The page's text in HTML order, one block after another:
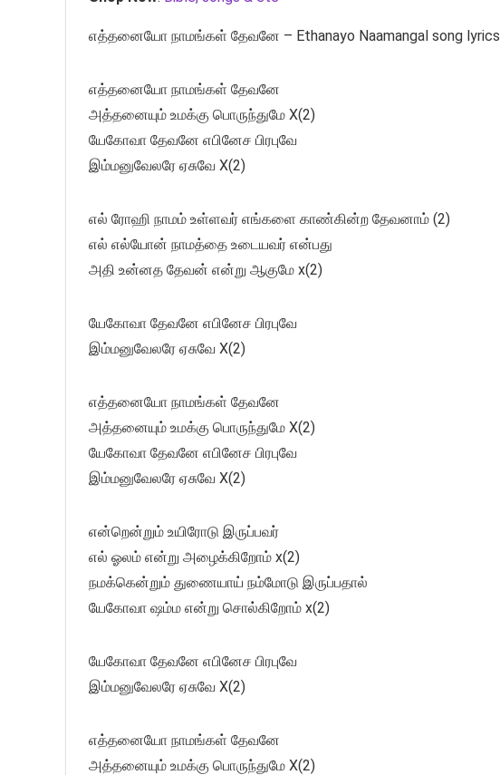
எத்தனையோ நாமங்கள் தேவனே – Ethanayo Naamangal song lyrics
எத்தனையோ நாமங்கள் தேவனே
அத்தனையும் உமக்கு பொருந்துமே X(2)
யேகோவா தேவனே எபினேச பிரபுவே
இம்மனுவேலரே ஏசுவே X(2)
எல் ரோஹி நாமம் உள்ளவர் எங்களை காண்கின்ற தேவனாம் (2)
எல் எல்யோன் நாமத்தை உடையவர் என்பது
அதி உன்னத தேவன் என்று ஆகுமே x(2)
யேகோவா தேவனே எபினேச பிரபுவே
இம்மனுவேலரே ஏசுவே X(2)
எத்தனையோ நாமங்கள் தேவனே
அத்தனையும் உமக்கு பொருந்துமே X(2)
யேகோவா தேவனே எபினேச பிரபுவே
இம்மனுவேலரே ஏசுவே X(2)
என்றென்றும் உயிரோடு இருப்பவர்
எல் ஓலம் என்று அழைக்கிறோம் x(2)
நமக்கென்றும் துணையாய் நம்மோடு இருப்பதால்
யேகோவா ஷம்ம என்று சொல்கிறோம் x(2)
யேகோவா தேவனே எபினேச பிரபுவே
இம்மனுவேலரே ஏசுவே X(2)
எத்தனையோ நாமங்கள் தேவனே
அத்தனையும் உமக்கு பொருந்துமே X(2)